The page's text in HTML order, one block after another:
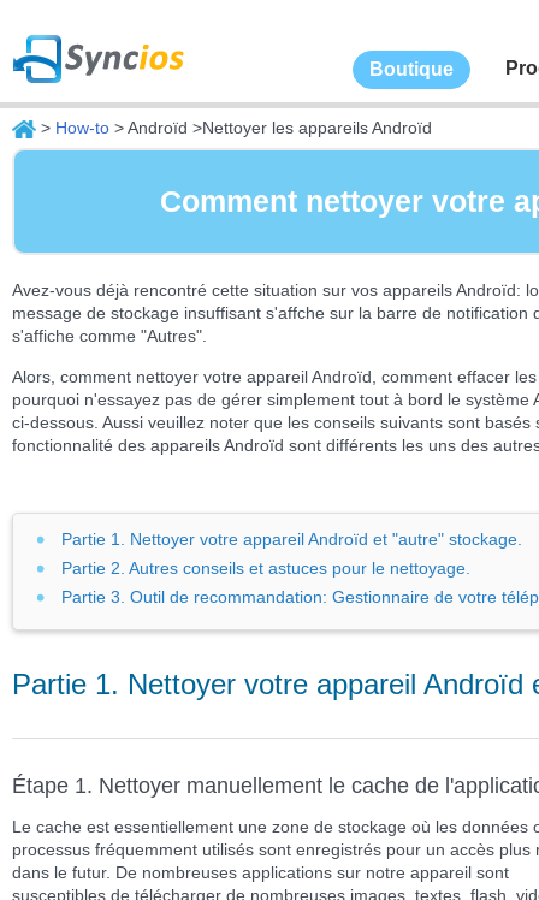
Boutique
> How-to > Androïd >Nettoyer les appareils Androïd
Comment nettoyer votre
Avez-vous déjà rencontré cette situation sur vos appareils Androïd:
message de stockage insuffisant s'affche sur la barre de
s'affiche comme "Autres".
Alors, comment nettoyer votre appareil Androïd, comment effacer
pourquoi n'essayez pas de gérer simplement tout à bord le
ci-dessous. Aussi veuillez noter que les conseils suivants sont
fonctionnalité des appareils Androïd sont différents les uns des
Partie 1. Nettoyer votre appareil Androïd et "autre" stockage.
Partie 2. Autres conseils et astuces pour le nettoyage.
Partie 3. Outil de recommandation: Gestionnaire de votre
Partie 1. Nettoyer votre appareil Androïd
Étape 1. Nettoyer manuellement le cache de
Le cache est essentiellement une zone de stockage où les données
processus fréquemment utilisés sont enregistrés pour un accès plus
dans le futur. De nombreuses applications sur notre appareil sont
susceptibles de télécharger de nombreuses images, textes, flash,